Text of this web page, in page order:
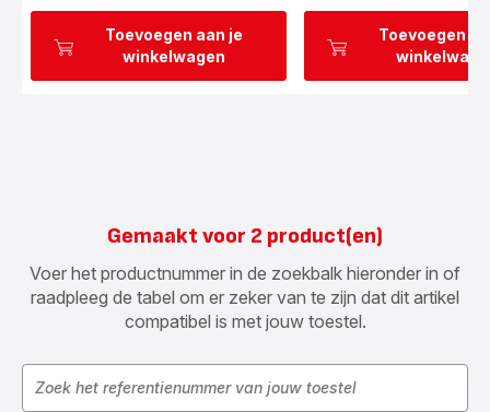
Toevoegen aan je
winkelwagen
Toevoegen
Gemaakt voor 2 product(en)
Voer het productnummer in de zoekbalk hieronder in of
raadpleeg de tabel om er zeker van te zijn dat dit artikel
compatibel is met jouw toestel.